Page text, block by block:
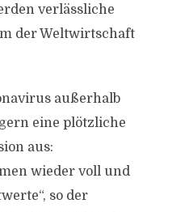
verlässliche
der Weltwirtschaft
außerhalb
eine plötzliche
aus:
wieder voll und
so der